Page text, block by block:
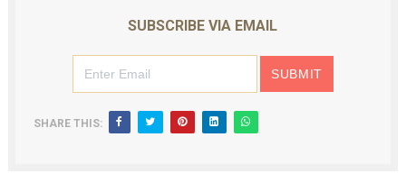
SUBSCRIBE VIA EMAIL
SHARE THIS: